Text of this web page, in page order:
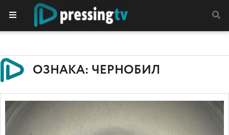
ОЗНАКА: ЧЕРНОБИЛ